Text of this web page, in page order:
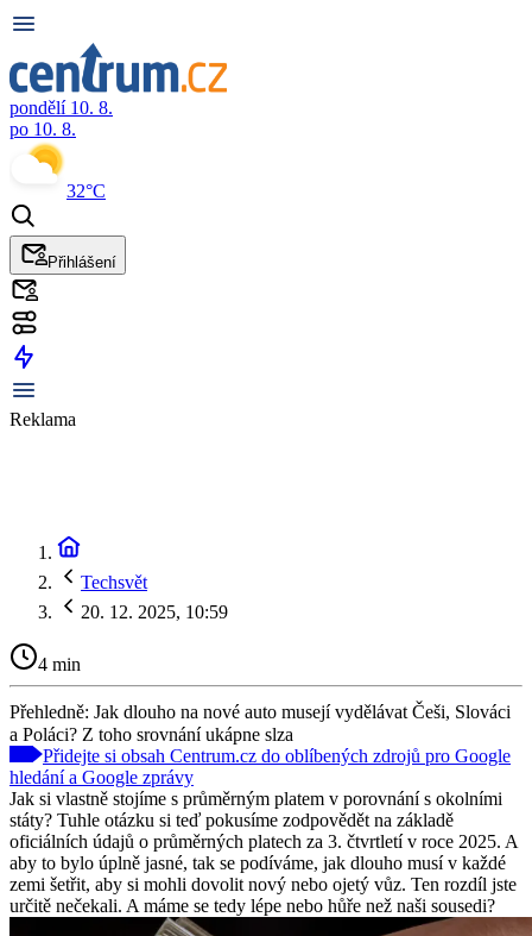
pondělí 10. 8.
po 10. 8.
32°C
Přihlášení
Reklama
Techsvět
20. 12. 2025, 10:59
4 min
Přehledně: Jak dlouho na nové auto musejí vydělávat Češi, Slováci
a Poláci? Z toho srovnání ukápne slza
Přidejte si obsah Centrum.cz do oblíbených zdrojů pro Google
hledání a Google zprávy
Jak si vlastně stojíme s průměrným platem v porovnání s okolními
státy? Tuhle otázku si teď pokusíme zodpovědět na základě
oficiálních údajů o průměrných platech za 3. čtvrtletí v roce 2025. A
aby to bylo úplně jasné, tak se podíváme, jak dlouho musí v každé
zemi šetřit, aby si mohli dovolit nový nebo ojetý vůz. Ten rozdíl jste
určitě nečekali. A máme se tedy lépe nebo hůře než naši sousedi?